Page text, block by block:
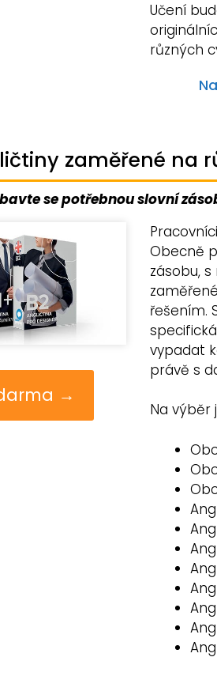
Učení
různých
zaměřené na
se potřebnou slovní
→
Obecně
zásobu,
řešením.
vypadat
právě s
Na výběr